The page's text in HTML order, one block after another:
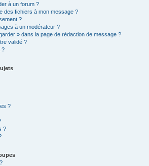
à un forum ?
des fichiers à mon message ?
?
à un modérateur ?
» dans la page de rédaction de message ?
validé ?
?
?
?